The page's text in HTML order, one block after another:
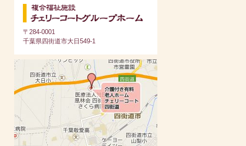
〒284-0001
千葉県四街道市大日549-1